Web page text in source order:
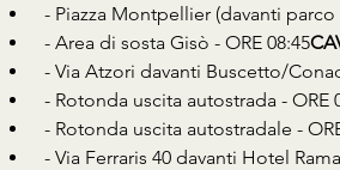
- Piazza Montpellier (davanti parco
- Area di sosta Gisò - ORE 08:45
- Via Atzori davanti Buscetto/
- Rotonda uscita autostrada - ORE
- Rotonda uscita autostradale -
- Via Ferraris 40 davanti Hotel